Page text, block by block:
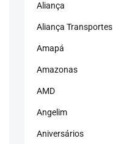
Aliança
Aliança Transportes
Amapá
Amazonas
AMD
Angelim
Aniversários